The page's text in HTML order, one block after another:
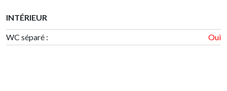
INTÉRIEUR
WC séparé : Oui